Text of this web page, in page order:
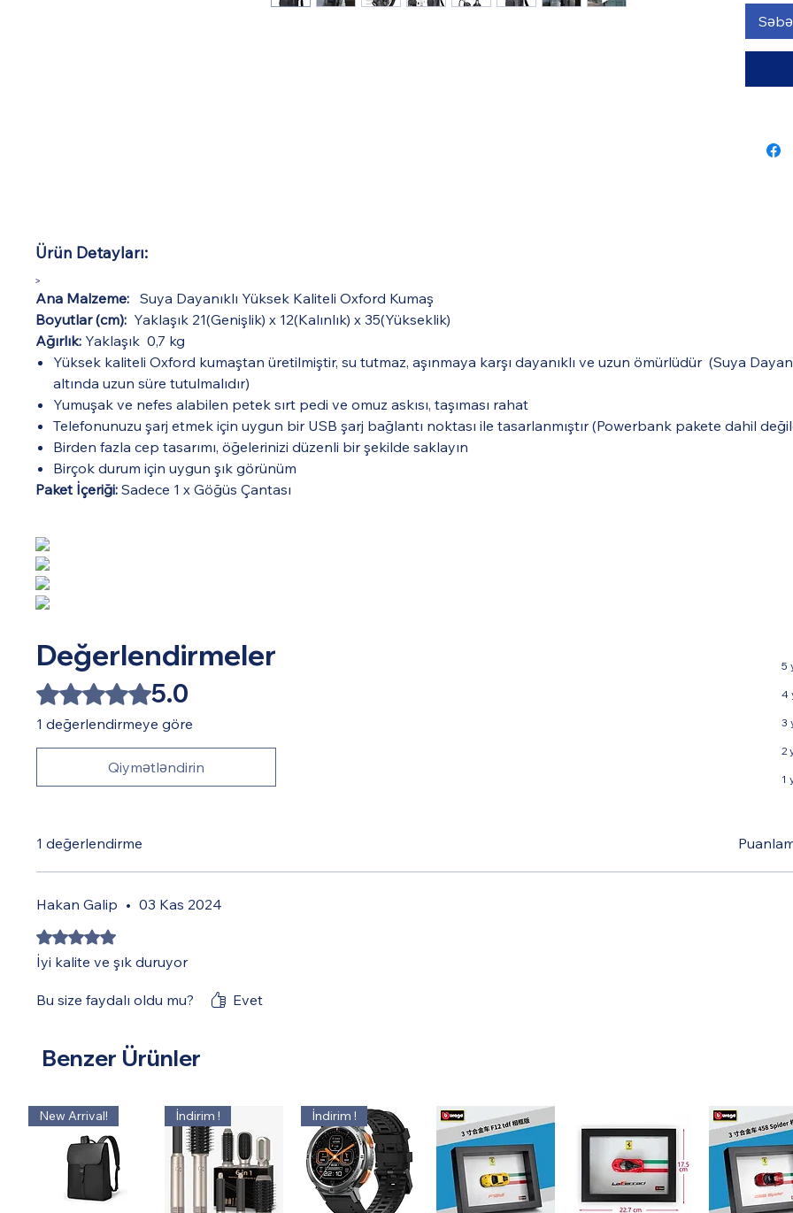
Ürün Detayları:
>
Ana Malzeme: Suya Dayanıklı Yüksek Kaliteli Oxford Kumaş
Boyutlar (cm): Yaklaşık 21(Genişlik) x 12(Kalınlık) x 35(Yükseklik)
Ağırlık: Yaklaşık 0,7 kg
Yüksek kaliteli Oxford kumaştan üretilmiştir, su tutmaz, aşınmaya karşı dayanıklı ve uzun ömürlüdür (Suya
altında uzun süre tutulmalıdır)
Yumuşak ve nefes alabilen petek sırt pedi ve omuz askısı, taşıması rahat
Telefonunuzu şarj etmek için uygun bir USB şarj bağlantı noktası ile tasarlanmıştır (Powerbank pakete dahil
Birden fazla cep tasarımı, öğelerinizi düzenli bir şekilde saklayın
Birçok durum için uygun şık görünüm
Paket İçeriği: Sadece 1 x Göğüs Çantası
Değerlendirmeler
5 üzerinden 5 yıldız5.0
1 değerlendirmeye göre
Qiymətləndirin
5
4
3
2
1
1 değerlendirme
Hakan Galip • 03 Kas 2024
5 üzerinden 5 yıldız
İyi kalite ve şık duruyor
Bu size faydalı oldu mu? Evet
Benzer Ürünler
New Arrival! İndirim ! İndirim !